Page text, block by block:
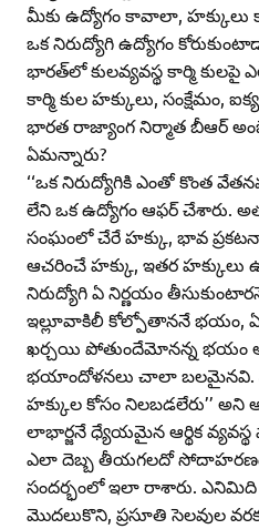
మీకు ఉద్యోగం కావాలా, హక్కులు
ఒక నిరుద్యోగి ఉద్యోగం
భారత్‌లో కులవ్యవస్థ కార్మి కులపై
కార్మి కుల హక్కులు, సంక్షేమం,
భారత రాజ్యాంగ నిర్మాత బీఆర్‌
ఏమన్నారు?
‘‘ఒక నిరుద్యోగికి ఎంతో కొంత
లేని ఒక ఉద్యోగం ఆఫర్‌ చేశారు.
సంఘంలో చేరే హక్కు, భావ
ఆచరించే హక్కు, ఇతర హక్కులు
నిరుద్యోగి ఏ నిర్ణయం
ఇల్లూవాకిలీ కోల్పోతాననే భయం,
ఖర్చయి పోతుందేమోనన్న భయం
భయాందోళనలు చాలా బలమైనవి.
హక్కుల కోసం నిలబడలేరు’’ అని
లాభార్జనే ధ్యేయమైన ఆర్థిక
ఎలా దెబ్బ తీయగలదో
సందర్భంలో ఇలా రాశారు. ఎనిమిది
మొదలుకొని, ప్రసూతి సెలవుల